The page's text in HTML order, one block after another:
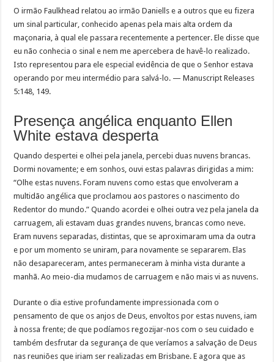
O irmão Faulkhead relatou ao irmão Daniells e a outros que eu fizera
um sinal particular, conhecido apenas pela mais alta ordem da
maçonaria, à qual ele passara recentemente a pertencer. Ele disse que
eu não conhecia o sinal e nem me apercebera de havê-lo realizado.
Isto representou para ele especial evidência de que o Senhor estava
operando por meu intermédio para salvá-lo. — Manuscript Releases
5:148, 149.
Presença angélica enquanto Ellen
White estava desperta
Quando despertei e olhei pela janela, percebi duas nuvens brancas.
Dormi novamente; e em sonhos, ouvi estas palavras dirigidas a mim:
“Olhe estas nuvens. Foram nuvens como estas que envolveram a
multidão angélica que proclamou aos pastores o nascimento do
Redentor do mundo.” Quando acordei e olhei outra vez pela janela da
carruagem, ali estavam duas grandes nuvens, brancas como neve.
Eram nuvens separadas, distintas, que se aproximaram uma da outra
e por um momento se uniram, para novamente se separarem. Elas
não desapareceram, antes permaneceram à minha vista durante a
manhã. Ao meio-dia mudamos de carruagem e não mais vi as nuvens.
Durante o dia estive profundamente impressionada com o
pensamento de que os anjos de Deus, envoltos por estas nuvens, iam
à nossa frente; de que podíamos regozijar-nos com o seu cuidado e
também desfrutar da segurança de que veríamos a salvação de Deus
nas reuniões que iriam ser realizadas em Brisbane. E agora que as